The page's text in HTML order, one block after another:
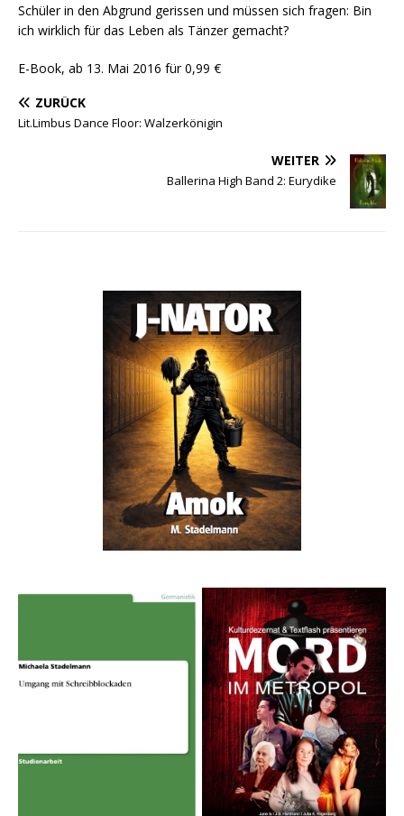
Schüler in den Abgrund gerissen und müssen sich fragen: Bin
ich wirklich für das Leben als Tänzer gemacht?
E-Book, ab 13. Mai 2016 für 0,99 €
ZURÜCK
Lit.Limbus Dance Floor: Walzerkönigin
WEITER
Ballerina High Band 2: Eurydike